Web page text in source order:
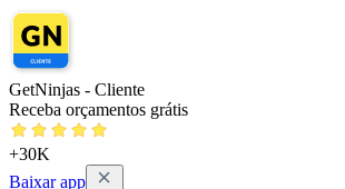
GetNinjas - Cliente
Receba orçamentos grátis
+30K
Baixar app